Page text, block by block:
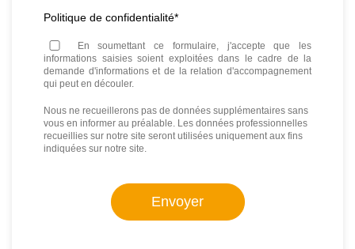
Politique de confidentialité*
En soumettant ce formulaire, j'accepte que les
informations saisies soient exploitées dans le cadre de la
demande d'informations et de la relation d'accompagnement
qui peut en découler.
Nous ne recueillerons pas de données supplémentaires sans
vous en informer au préalable. Les données professionnelles
recueillies sur notre site seront utilisées uniquement aux fins
indiquées sur notre site.